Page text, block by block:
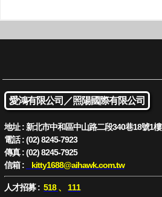
愛鴻有限公司／照陽國際有限公司
地址 : 新北市中和區中山路二段340巷18號1樓
電話 : (02) 8245-7923
傳真 : (02) 8245-7925
信箱 :
kitty1688@aihawk.com.tw
人才招募 : 518、 111